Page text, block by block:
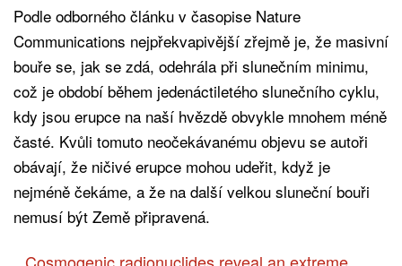
Podle odborného článku v časopise Nature
Communications nejpřekvapivější zřejmě je, že masivní
bouře se, jak se zdá, odehrála při slunečním minimu,
což je období během jedenáctiletého slunečního cyklu,
kdy jsou erupce na naší hvězdě obvykle mnohem méně
časté. Kvůli tomuto neočekávanému objevu se autoři
obávají, že ničivé erupce mohou udeřit, když je
nejméně čekáme, a že na další velkou sluneční bouři
nemusí být Země připravená.
Cosmogenic radionuclides reveal an extreme